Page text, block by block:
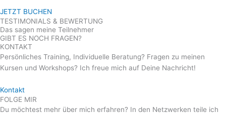
JETZT BUCHEN
TESTIMONIALS & BEWERTUNG
Das sagen meine Teilnehmer
GIBT ES NOCH FRAGEN?
KONTAKT
Persönliches Training, Individuelle Beratung? Fragen zu meinen
Kursen und Workshops? Ich freue mich auf Deine Nachricht!
Kontakt
FOLGE MIR
Du möchtest mehr über mich erfahren? In den Netzwerken teile ich